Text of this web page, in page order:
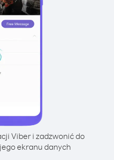
Viber i zadzwonić do
ekranu danych